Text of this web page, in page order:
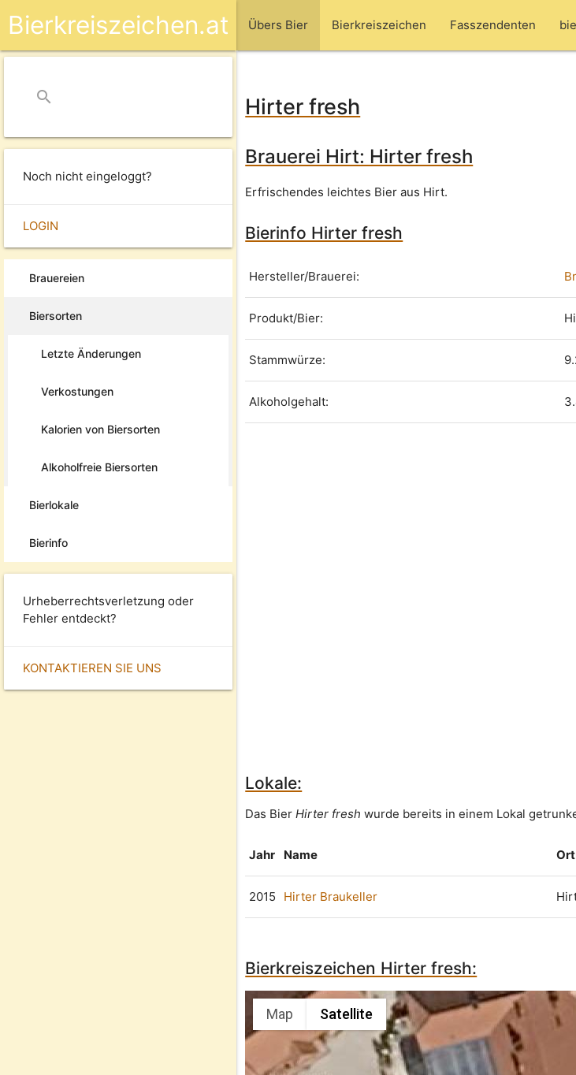
Übers Bier Bierkreiszeichen Fasszendenten
Bierkreiszeichen.at
search
Noch nicht eingeloggt?
LOGIN
Brauereien
Biersorten
Letzte Änderungen
Verkostungen
Kalorien von Biersorten
Alkoholfreie Biersorten
Bierlokale
Bierinfo
Urheberrechtsverletzung oder
Fehler entdeckt?
KONTAKTIEREN SIE UNS
Hirter fresh
Brauerei Hirt: Hirter fresh
Erfrischendes leichtes Bier aus Hirt.
Bierinfo Hirter fresh
Hersteller/Brauerei:
Produkt/Bier:
Stammwürze:
Alkoholgehalt:
Lokale:
Das BierHirter fresh wurde bereits in einem Lokal
Jahr Name Ort
2015 Hirter Braukeller
Bierkreiszeichen Hirter fresh:
Map Satellite